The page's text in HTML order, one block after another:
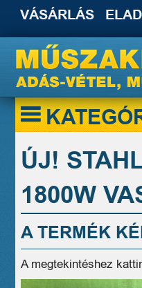
VÁSÁRLÁS
ÚJ!
1800W
A TERMÉK
A megtekintéshez